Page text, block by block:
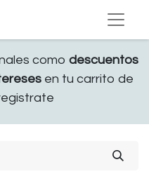
como descuentos
en tu carrito de